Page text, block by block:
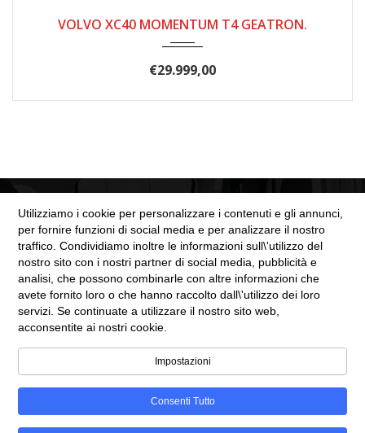
VOLVO XC40 MOMENTUM T4 GEATRON.
€29.999,00
SEZIONE LEGALE
Cookie Policy
Privacy Policy
Utilizziamo i cookie per personalizzare i contenuti e gli annunci,
per fornire funzioni di social media e per analizzare il nostro
traffico. Condividiamo inoltre le informazioni sull\'utilizzo del
nostro sito con i nostri partner di social media, pubblicità e
analisi, che possono combinarle con altre informazioni che
avete fornito loro o che hanno raccolto dall\'utilizzo dei loro
servizi. Se continuate a utilizzare il nostro sito web,
acconsentite ai nostri cookie.
Impostazioni
Consenti Tutto